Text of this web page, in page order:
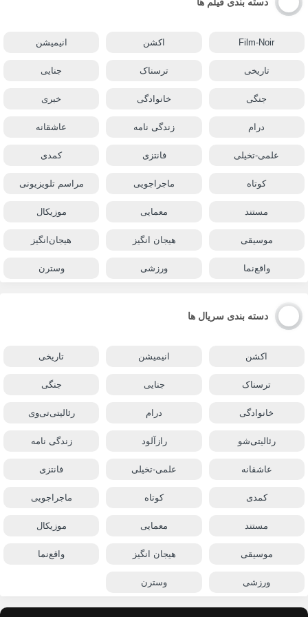
Film-Noir اکشن انیمیشن
تاریخی ترسناک جنایی
جنگی خانوادگی خبری
درام زندگی نامه عاشقانه
علمی-تخیلی فانتزی کمدی
کوتاه ماجراجویی مراسم تلویزیونی
مستند معمایی موزیکال
موسیقی هیجان انگیز هیجان‌انگیز
واقع‌نما ورزشی وسترن
دسته بندی سریال ها
اکشن انیمیشن تاریخی
ترسناک جنایی جنگی
خانوادگی درام رئالیتی‌تی‌وی
رئالیتی‌شو رازآلود زندگی نامه
عاشقانه علمی-تخیلی فانتزی
کمدی کوتاه ماجراجویی
مستند معمایی موزیکال
موسیقی هیجان انگیز واقع‌نما
ورزشی وسترن